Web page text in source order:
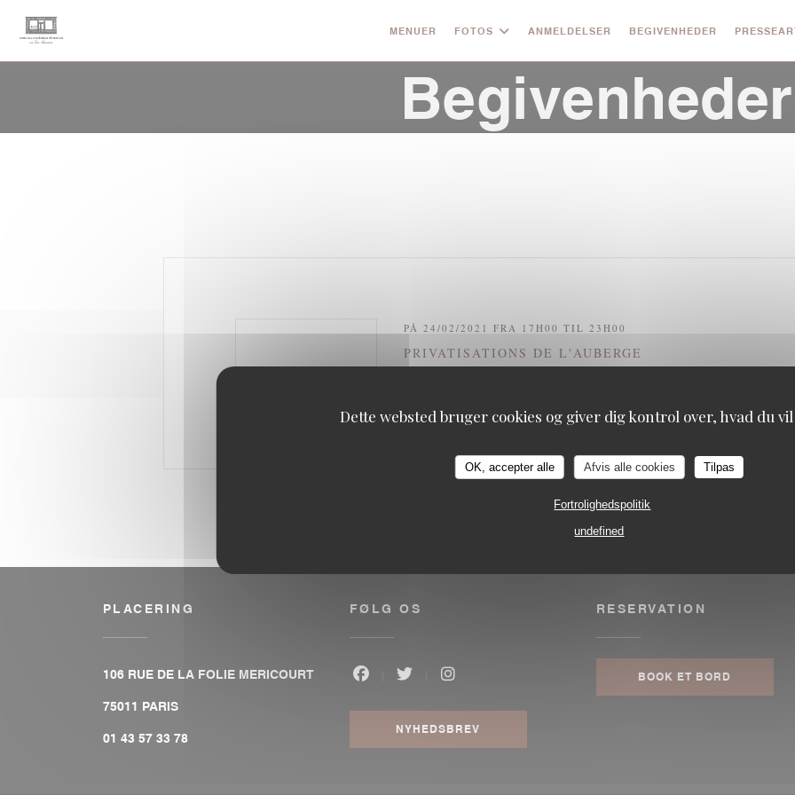
CCookie-styringspanel
Dette websted bruger cookies og giver dig kontrol over, hvad du
OK, accepter alle Afvis alle cookies Tilpas
Fortrolighedspolitik
undefined
MENUER FOTOS ANMELDELSER BEGIVENHEDER
Begivenheder
PÅ 24/02/2021 FRA 17H00 TIL 23H00
PRIVATISATIONS DE L'AUBERGE
PLACERING
106 RUE DE LA FOLIE MERICOURT
75011 PARIS((åbner i et nyt vindue))
01 43 57 33 78
FØLG OS
NYHEDSBREV
RESERVATION
BOOK ET BORD